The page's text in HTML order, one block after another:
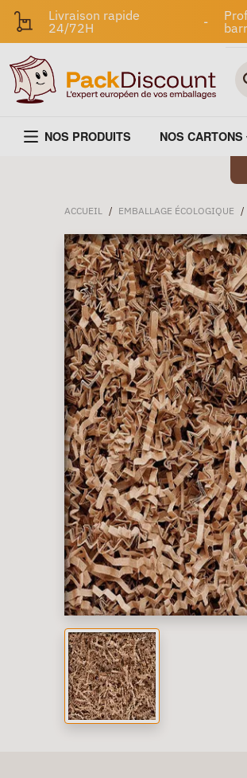
Livraison rapide
24/72H
-
NOS PRODUITS NOS CARTONS
ACCUEIL / EMBALLAGE ÉCOLOGIQUE /